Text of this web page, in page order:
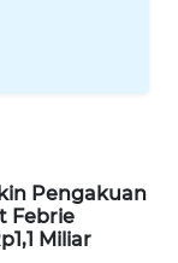
Pengakuan
Febrie
Miliar